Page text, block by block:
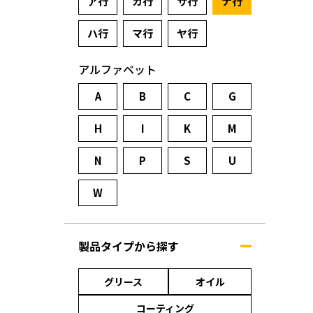
ハ行 マ行 ヤ行
アルファベット
A B C G
H I K M
N P S U
W
製品タイプから探す
グリース
オイル
コーティング